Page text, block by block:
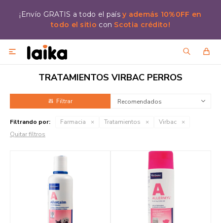
¡Envío GRATIS a todo el paísy además 10%0FF en
todo el sitio con Scotia crédito!

TRATAMIENTOS VIRBAC PERROS
Recomendados
Filtrando por: Farmacia Tratamientos
Virbac
Quitar filtros